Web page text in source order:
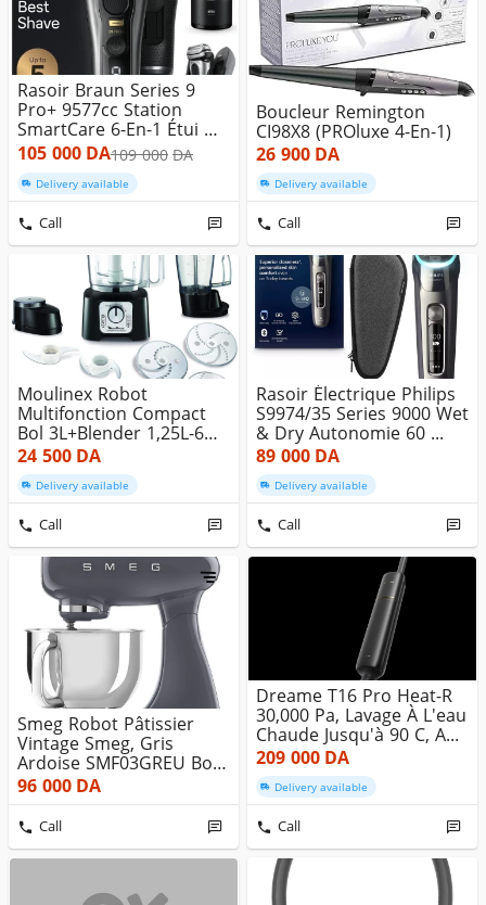
Rasoir Braun Series 9
Pro+ 9577cc Station
SmartCare 6-En-1 Étui De
Rec...
105 000DA109 000DA
Delivery available
Call
Boucleur Remington
CI98X8 (PROluxe 4-En-1)
26 900DA
Delivery available
Call
Moulinex Robot
Multifonction Compact
Bol 3L+Blender 1,25L-6
Vitesse-9 ...
24 500DA
Delivery available
Call
Rasoir Électrique Philips
S9974/35 Series 9000 Wet
& Dry Autonomie 60 ...
89 000DA
Delivery available
Call
Smeg Robot Pâtissier
Vintage Smeg, Gris
Ardoise SMF03GREU Bol
En Inox ...
96 000DA
Call
Dreame T16 Pro Heat-R
30,000 Pa, Lavage À L'eau
Chaude Jusqu'à 90 C, A...
209 000DA
Delivery available
Call